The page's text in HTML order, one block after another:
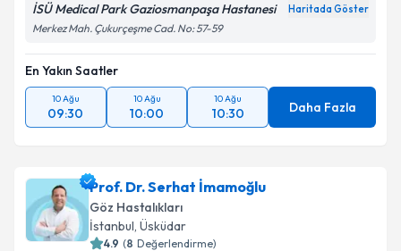
Takvim Talebini Gönder
İSÜ Medical Park Gaziosmanpaşa Hastanesi Haritada Göster
Merkez Mah. Çukurçeşme Cad. No: 57-59
En Yakın Saatler
10 Ağu
09:30
10 Ağu
10:00
10 Ağu
10:30 Daha Fazla
Prof. Dr. Serhat İmamoğlu
Göz Hastalıkları
İstanbul, Üsküdar
4.9 (8 Değerlendirme)